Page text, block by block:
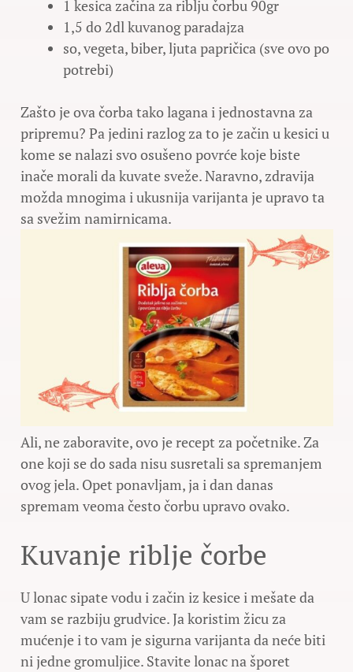
1 kesica začina za riblju čorbu 90gr
1,5 do 2dl kuvanog paradajza
so, vegeta, biber, ljuta papričica (sve ovo po
potrebi)
Zašto je ova čorba tako lagana i jednostavna za
pripremu? Pa jedini razlog za to je začin u kesici u
kome se nalazi svo osušeno povrće koje biste
inače morali da kuvate sveže. Naravno, zdravija
možda mnogima i ukusnija varijanta je upravo ta
sa svežim namirnicama.
Ali, ne zaboravite, ovo je recept za početnike. Za
one koji se do sada nisu susretali sa spremanjem
ovog jela. Opet ponavljam, ja i dan danas
spremam veoma često čorbu upravo ovako.
Kuvanje riblje čorbe
U lonac sipate vodu i začin iz kesice i mešate da
vam se razbiju grudvice. Ja koristim žicu za
mućenje i to vam je sigurna varijanta da neće biti
ni jedne gromuljice. Stavite lonac na šporet